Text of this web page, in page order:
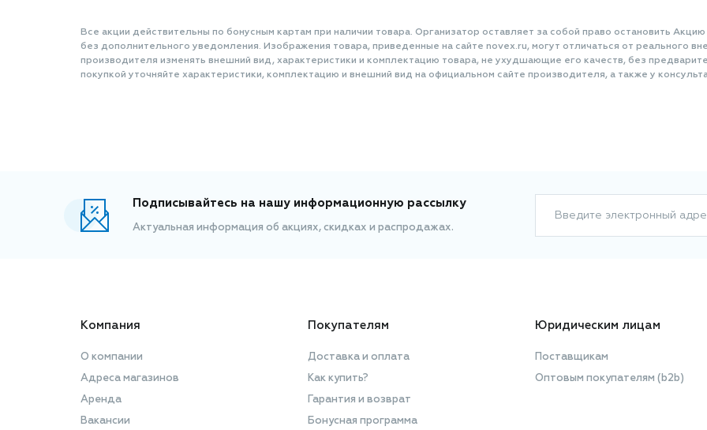
Все акции действительны по бонусным картам при наличии товара. Организатор оставляет за собой право остановить
без дополнительного уведомления. Изображения товара, приведенные на сайте novex.ru, могут отличаться от реального
производителя изменять внешний вид, характеристики и комплектацию товара, не ухудшающие его качеств, без
покупкой уточняйте характеристики, комплектацию и внешний вид на официальном сайте производителя, а также у
Подписывайтесь на нашу информационную рассылку
Актуальная информация об акциях, скидках и распродажах.
Введите электронный
Компания
О компании
Адреса магазинов
Аренда
Вакансии
Покупателям
Доставка и оплата
Как купить?
Гарантия и возврат
Бонусная программа
Юридическим лицам
Поставщикам
Оптовым покупателям (b2b)